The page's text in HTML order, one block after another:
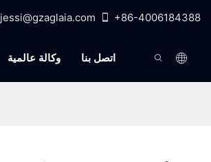
jessi@gzaglaia.com +86-4006184388
وكالة عالمية اتصل بنا